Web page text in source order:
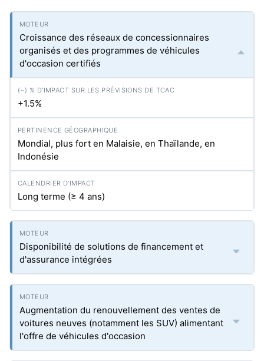
Croissance des réseaux de concessionnaires
organisés et des programmes de véhicules
d'occasion certifiés
+1.5%
Mondial, plus fort en Malaisie, en Thaïlande, en
Indonésie
Long terme (≥ 4 ans)
Disponibilité de solutions de financement et
d'assurance intégrées
Augmentation du renouvellement des ventes de
voitures neuves (notamment les SUV) alimentant
l'offre de véhicules d'occasion